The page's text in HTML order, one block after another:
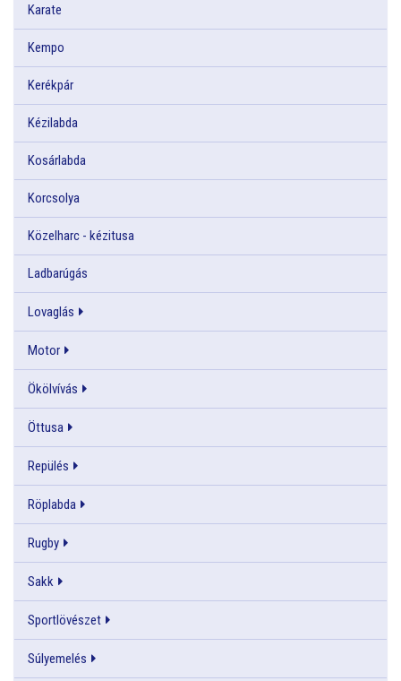
Karate
Kempo
Kerékpár
Kézilabda
Kosárlabda
Korcsolya
Közelharc - kézitusa
Ladbarúgás
Lovaglás
Motor
Ökölvívás
Öttusa
Repülés
Röplabda
Rugby
Sakk
Sportlövészet
Súlyemelés